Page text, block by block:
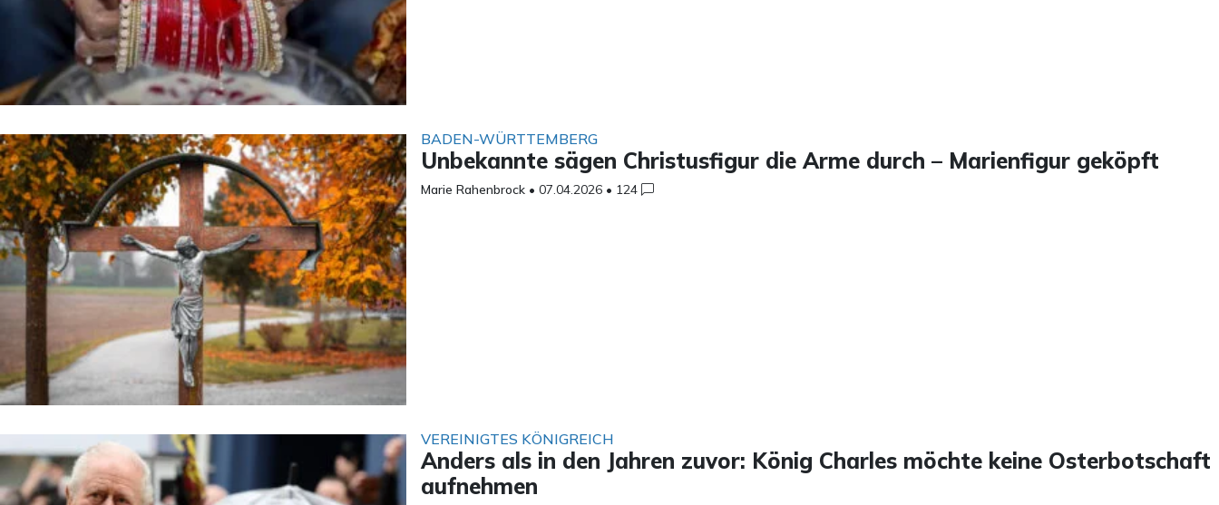
BADEN-WÜRTTEMBERG
Unbekannte sägen Christusfigur die Arme durch – Marienfigur geköpft
Marie Rahenbrock • 07.04.2026 • 124
VEREINIGTES KÖNIGREICH
Anders als in den Jahren zuvor: König Charles möchte keine Osterbotschaft
aufnehmen